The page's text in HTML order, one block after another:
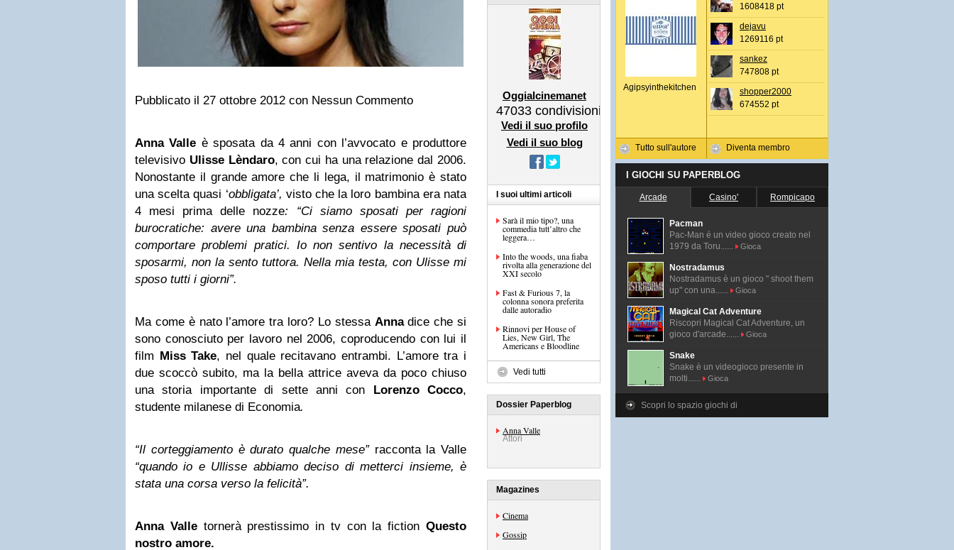
Pubblicato il 27 ottobre 2012 con Nessun Commento
Anna Valle è sposata da 4 anni con l’avvocato e produttore
televisivo Ulisse Lèndaro, con cui ha una relazione dal 2006.
Nonostante il grande amore che li lega, il matrimonio è stato
una scelta quasi ‘obbligata’, visto che la loro bambina era nata
4 mesi prima delle nozze: “Ci siamo sposati per ragioni
burocratiche: avere una bambina senza essere sposati può
comportare problemi pratici. Io non sentivo la necessità di
sposarmi, non la sento tuttora. Nella mia testa, con Ulisse mi
sposo tutti i giorni”.
Ma come è nato l’amore tra loro? Lo stessa Annadice che si
sono conosciuto per lavoro nel 2006, coproducendo con lui il
film Miss Take, nel quale recitavano entrambi. L’amore tra i
due scoccò subito, ma la bella attrice aveva da poco chiuso
una storia importante di sette anni con Lorenzo Cocco,
studente milanese di Economia.
“Il corteggiamento è durato qualche mese”racconta la Valle
“quando io e Ullisse abbiamo deciso di metterci insieme, è
stata una corsa verso la felicità”.
Anna Valletornerà prestissimo in tv con la fictionQuesto
nostro amore.
Oggialcinemanet
47033 condivisioni
Vedi il suo profilo
Vedi il suo blog
I suoi ultimi articoli
Sarà il mio tipo?, una
commedia tutt’altro che
leggera…
Into the woods, una fiaba
rivolta alla generazione del
XXI secolo
Fast & Furious 7, la
colonna sonora preferita
dalle autoradio
Rinnovi per House of
Lies, New Girl, The
Americans e Bloodline
Vedi tutti
Dossier Paperblog
Anna Valle
Attori
Magazines
Cinema
Gossip
Agipsyinthekitchen
Tutto sull'autore
1608418 pt
dejavu
1269116 pt
sankez
747808 pt
shopper2000
674552 pt
Diventa membro
I GIOCHI SU PAPERBLOG
Arcade Casino' Rompicapo
Pacman
Pac-Man é un video gioco creato nel
1979 da Toru......
Gioca
Nostradamus
Nostradamus è un gioco " shoot them
up" con una......
Gioca
Magical Cat Adventure
Riscopri Magical Cat Adventure, un
gioco d'arcade......
Gioca
Snake
Snake è un videogioco presente in
molti......
Gioca
Scopri lo spazio giochi di